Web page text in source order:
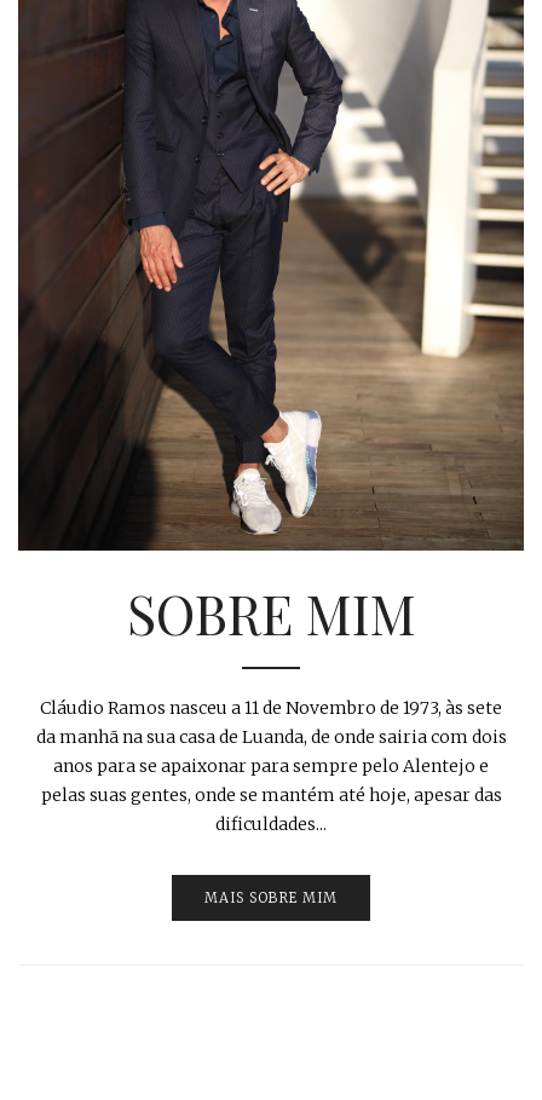
SOBRE MIM
Cláudio Ramos nasceu a 11 de Novembro de 1973, às sete
da manhã na sua casa de Luanda, de onde sairia com dois
anos para se apaixonar para sempre pelo Alentejo e
pelas suas gentes, onde se mantém até hoje, apesar das
dificuldades...
MAIS SOBRE MIM